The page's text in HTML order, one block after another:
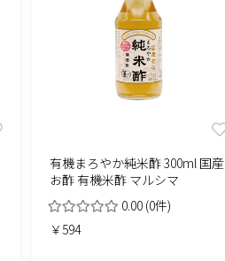
有機まろやか純米酢 300ml 国産
お酢 有機米酢 マルシマ
0.00 (0件)
￥594